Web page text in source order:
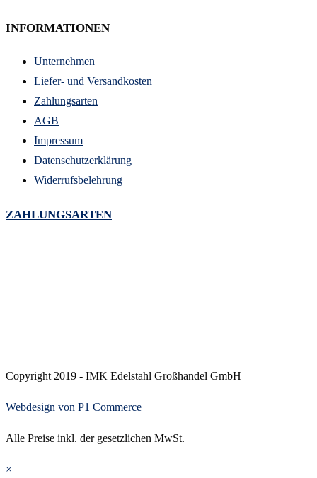
INFORMATIONEN
Unternehmen
Liefer- und Versandkosten
Zahlungsarten
AGB
Impressum
Datenschutzerklärung
Widerrufsbelehrung
ZAHLUNGSARTEN
Copyright 2019 - IMK Edelstahl Großhandel GmbH
Webdesign von P1 Commerce
Alle Preise inkl. der gesetzlichen MwSt.
×